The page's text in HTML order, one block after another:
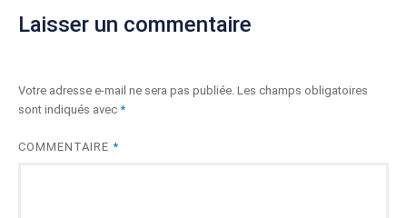
Laisser un commentaire
Votre adresse e-mail ne sera pas publiée. Les champs obligatoires
sont indiqués avec *
COMMENTAIRE *